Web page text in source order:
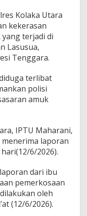
Kolaka Utara
kekerasan
terjadi di
Lasusua,
Tenggara.
terlibat
polisi
amuk
IPTU Maharani,
menerima laporan
6/2026).
dari ibu
pemerkosaan
oleh
(12/6/2026).